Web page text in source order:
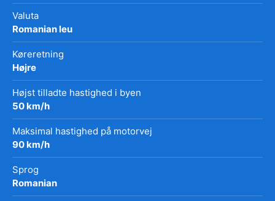
Valuta
Romanian leu
Køreretning
Højre
Højst tilladte hastighed i byen
50 km/h
Maksimal hastighed på motorvej
90 km/h
Sprog
Romanian